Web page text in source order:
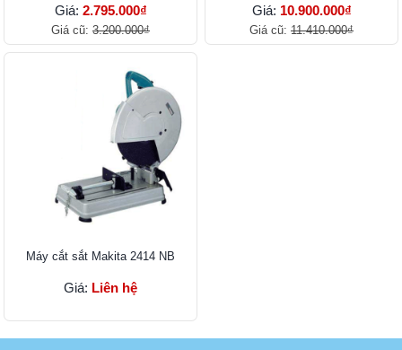
Giá: 2.795.000₫
Giá cũ: 3.200.000₫
Giá: 10.900.000₫
Giá cũ: 11.410.000₫
Máy cắt sắt Makita 2414 NB
Giá: Liên hệ